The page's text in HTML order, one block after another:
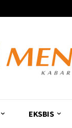
EKSBIS